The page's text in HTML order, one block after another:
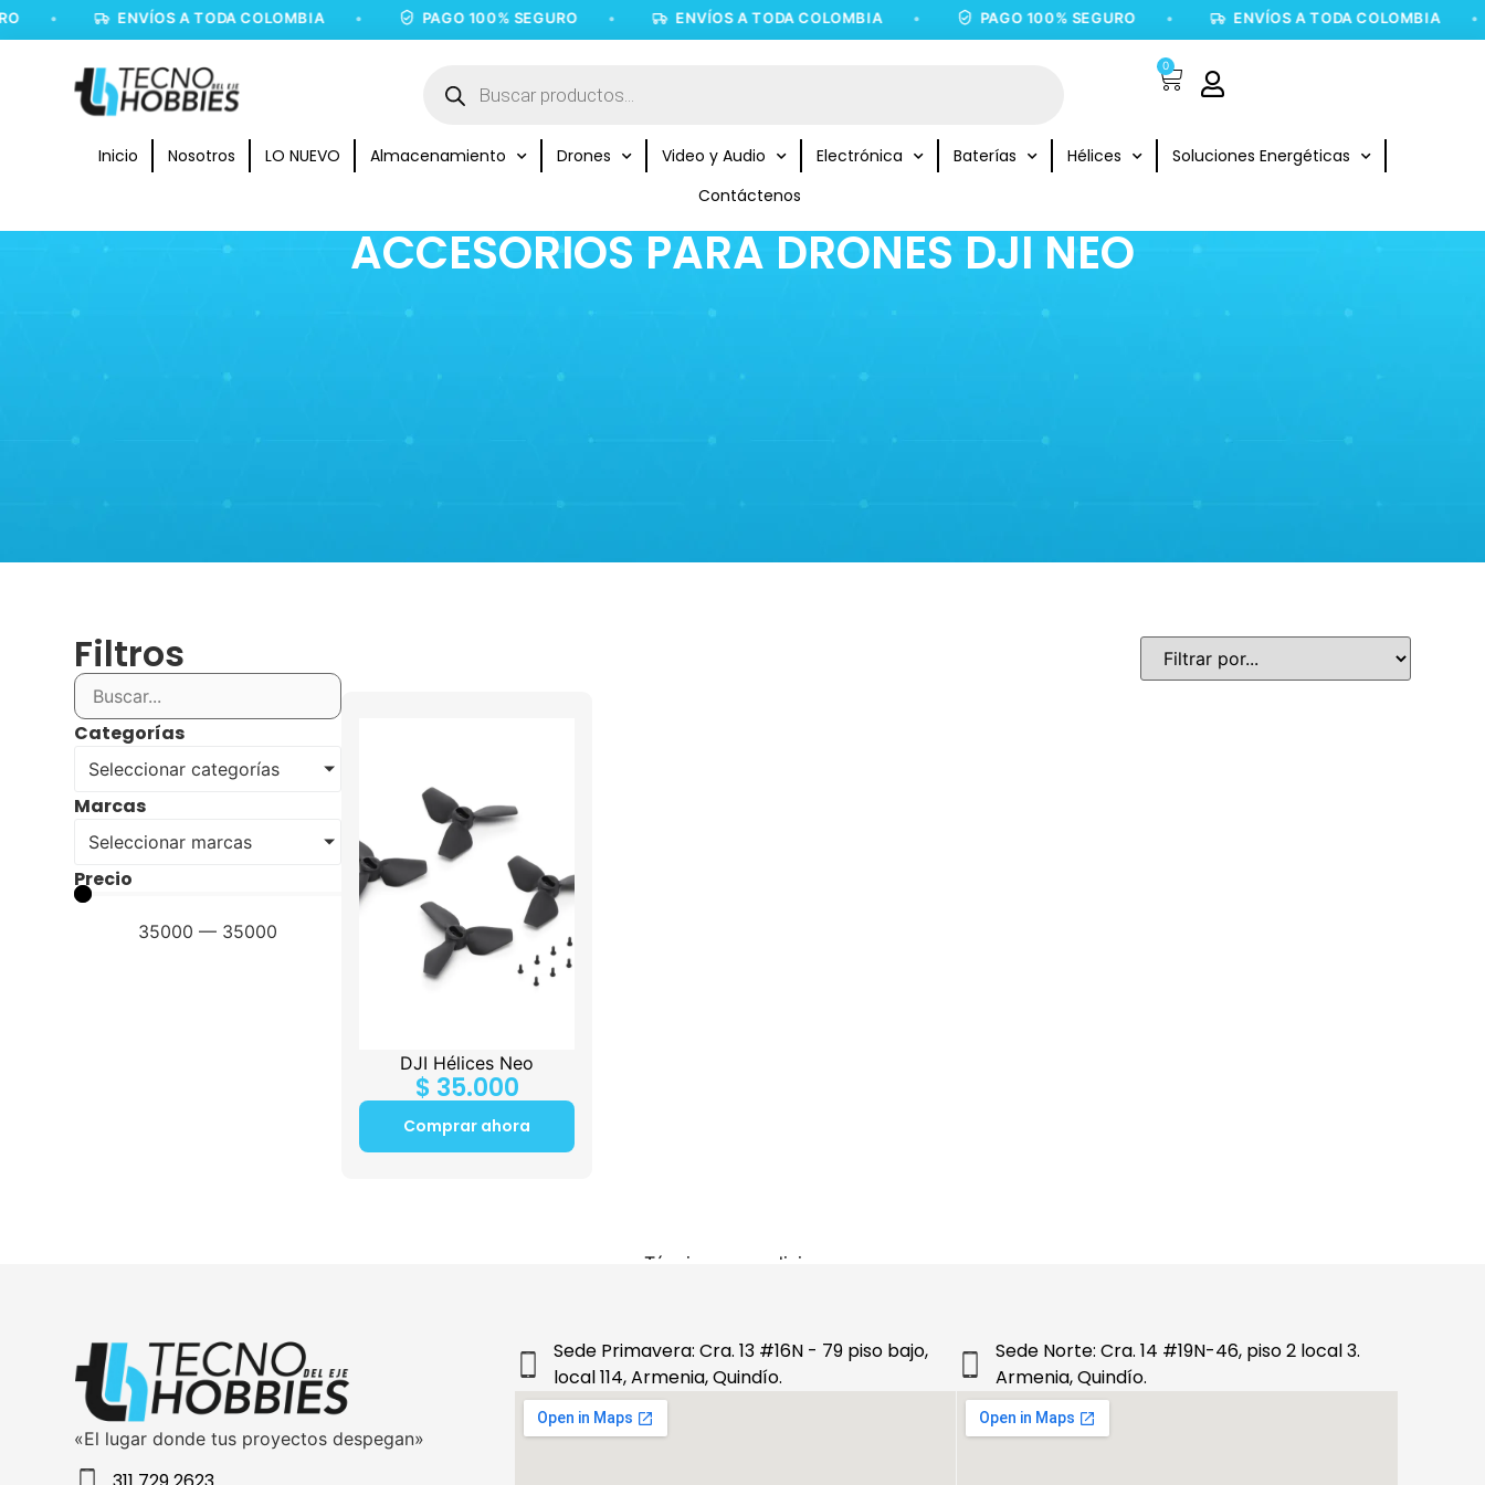
ENVÍOS A TODA COLOMBIA PAGO 100% SEGURO ENVÍOS A TODA COLOMBIA PAGO 100% SEGURO ENVÍOS A TODA COLOMBIA
0
Inicio Nosotros LO NUEVO Almacenamiento Drones Video y Audio Electrónica Baterías Hélices
Soluciones Energéticas
Contáctenos
ACCESORIOS PARA DRONES DJI NEO
Filtros
Categorías
Seleccionar categorías
Marcas
Seleccionar marcas
Precio
35000 — 35000
DJI Hélices Neo
$ 35.000
Comprar ahora
«El lugar donde tus proyectos despegan»
Sede Primavera: Cra. 13 #16N - 79 piso bajo,
local 114, Armenia, Quindío.
Sede Norte: Cra. 14 #19N-46, piso 2 local 3.
Armenia, Quindío.